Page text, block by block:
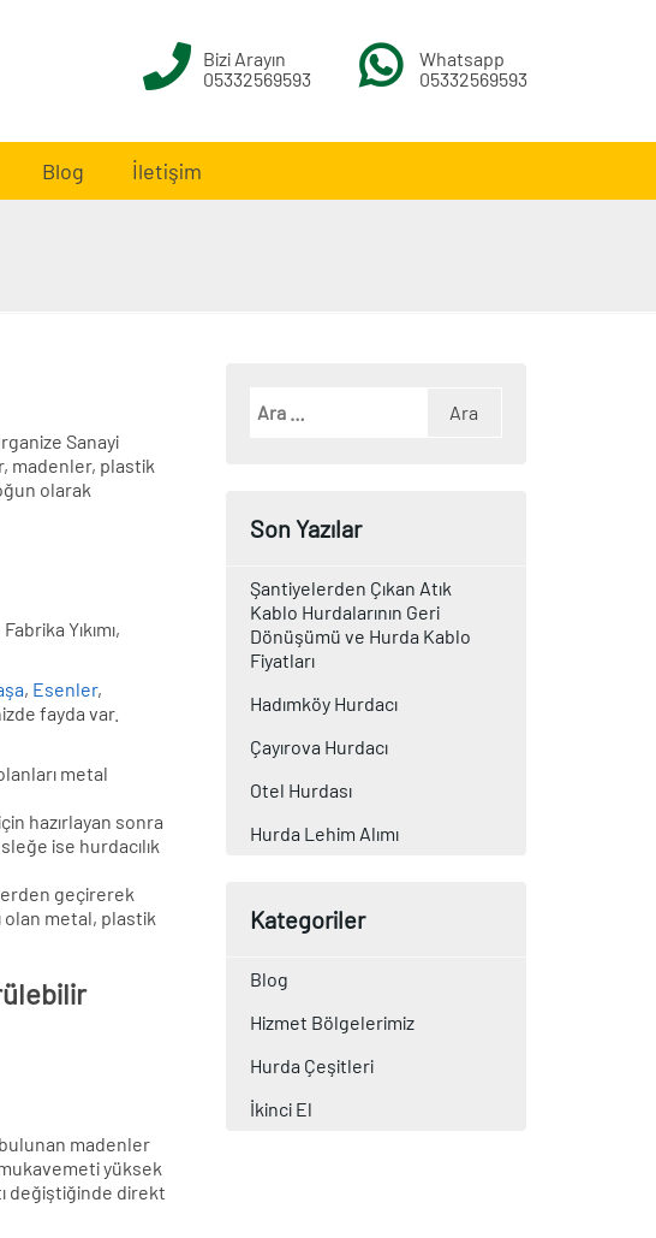
Bizi Arayın
05332569593
Whatsapp
05332569593
Blog İletişim
Sanayi
madenler, plastik
olarak
Yıkımı,
, Esenler,
fayda var.
metal
hazırlayan sonra
ise hurdacılık
geçirerek
olan metal, plastik
madenler
yüksek
değiştiğinde direkt
Son Yazılar
Şantiyelerden Çıkan Atık
Kablo Hurdalarının Geri
Dönüşümü ve Hurda Kablo
Fiyatları
Hadımköy Hurdacı
Çayırova Hurdacı
Otel Hurdası
Hurda Lehim Alımı
Kategoriler
Blog
Hizmet Bölgelerimiz
Hurda Çeşitleri
İkinci El